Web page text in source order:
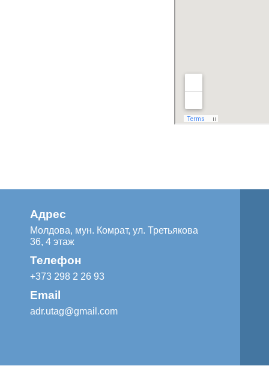
Адрес
Молдова, мун. Комрат, ул. Третьякова
36, 4 этаж
Телефон
+373 298 2 26 93
Email
adr.utag@gmail.com